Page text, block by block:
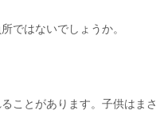
ではないでしょうか。
ことがあります。子供はまさ